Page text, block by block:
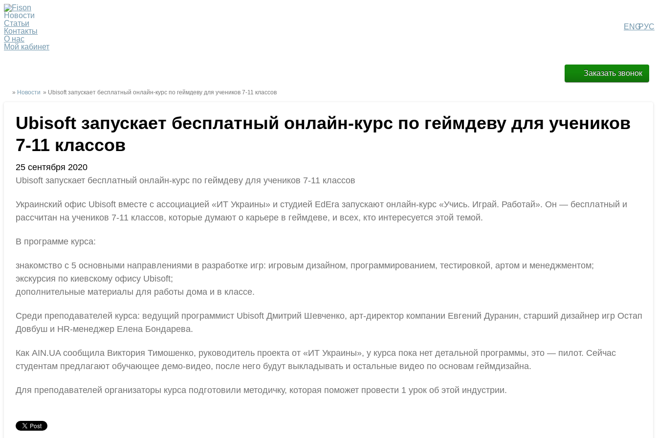
РУС
ENG
Новости
Статьи
Контакты
О нас
Мой кабинет
Заказать звонок
» Новости » Ubisoft запускает бесплатный онлайн-курс по геймдеву для учеников 7-11 классов
Ubisoft запускает бесплатный онлайн-курс по геймдеву для учеников
7-11 классов
25 сентября 2020
Ubisoft запускает бесплатный онлайн-курс по геймдеву для учеников 7-11 классов
Украинский офис Ubisoft вместе с ассоциацией «ИТ Украины» и студией EdEra запускают онлайн-курс «Учись. Играй. Работай». Он — бесплатный и
рассчитан на учеников 7-11 классов, которые думают о карьере в геймдеве, и всех, кто интересуется этой темой.
В программе курса:
знакомство с 5 основными направлениями в разработке игр: игровым дизайном, программированием, тестировкой, артом и менеджментом;
экскурсия по киевскому офису Ubisoft;
дополнительные материалы для работы дома и в классе.
Среди преподавателей курса: ведущий программист Ubisoft Дмитрий Шевченко, арт-директор компании Евгений Дуранин, старший дизайнер игр Остап
Довбуш и HR-менеджер Елена Бондарева.
Как AIN.UA сообщила Виктория Тимошенко, руководитель проекта от «ИТ Украины», у курса пока нет детальной программы, это — пилот. Cейчас
студентам предлагают обучающее демо-видео, после него будут выкладывать и остальные видео по основам геймдизайна.
Для преподавателей организаторы курса подготовили методичку, которая поможет провести 1 урок об этой индустрии.